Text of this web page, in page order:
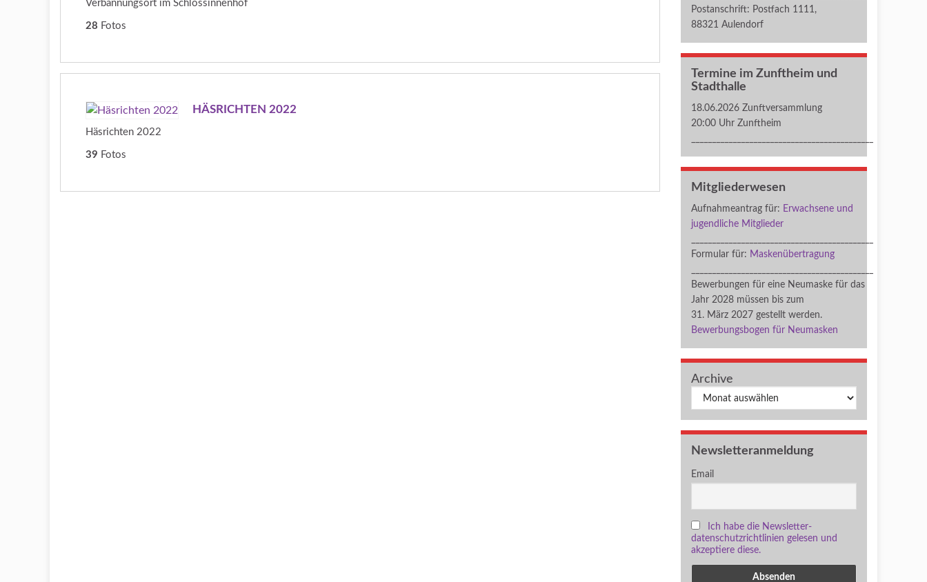
Verbannungsort im Schlossinnenhof
28 Fotos
HÄSRICHTEN 2022
Häsrichten 2022
39 Fotos
Postanschrift: Postfach 1111,
88321 Aulendorf
Termine im Zunftheim und
Stadthalle
18.06.2026 Zunftversammlung
20:00 Uhr Zunftheim
Mitgliederwesen
Aufnahmeantrag für: Erwachsene und
jugendliche Mitglieder
Formular für: Maskenübertragung
Bewerbungen für eine Neumaske für das
Jahr 2028 müssen bis zum
31. März 2027 gestellt werden.
Bewerbungsbogen für Neumasken
Archive
Archiv
Newsletteranmeldung
Email
Ich habe die Newsletter-
datenschutzrichtlinien gelesen und
akzeptiere diese.